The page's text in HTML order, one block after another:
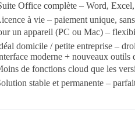
€ 189.99.
€ 179.00.
Office complète – Word,
à vie – paiement unique,
un appareil (PC ou Mac) –
domicile / petite entreprise –
moderne + nouveaux
de fonctions cloud que les
stable et permanente –